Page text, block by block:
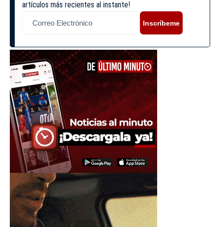
artículos más recientes al instante!
Inscríbeme